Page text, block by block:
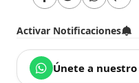
Activar Notificaciones
Únete a